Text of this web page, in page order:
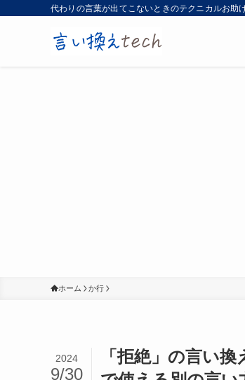
代わりの言葉が出てこないときのテクニカルお助
ホーム か行
「拒絶」の言い
2024
9/30